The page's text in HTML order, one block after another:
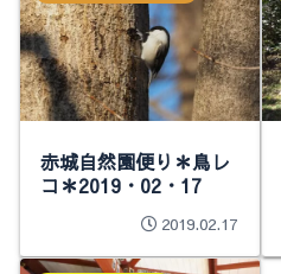
赤城自然園便り＊鳥レ
コ＊2019・02・17
2019.02.17